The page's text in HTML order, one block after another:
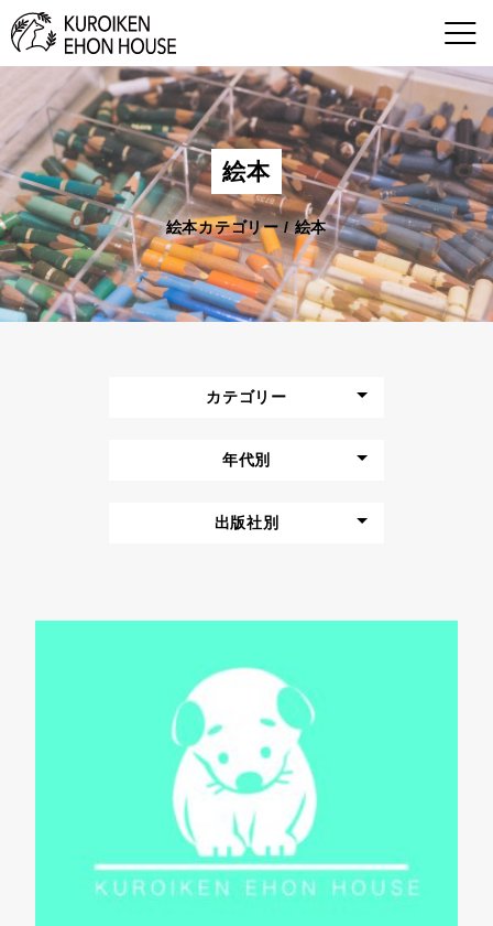
絵本
絵本カテゴリー / 絵本
カテゴリー
年代別
出版社別